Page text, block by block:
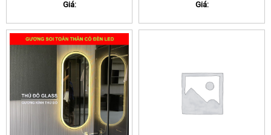
Giá: Giá: